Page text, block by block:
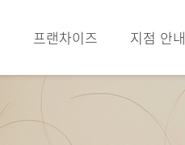
프랜차이즈 지점 안내